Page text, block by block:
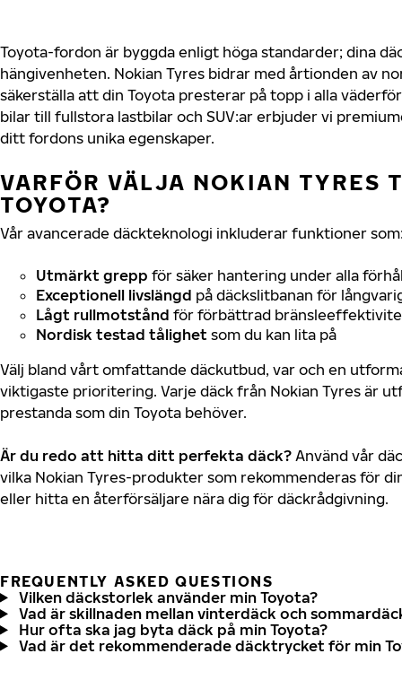
Toyota-fordon är byggda enligt höga standarder; dina
hängivenheten. Nokian Tyres bidrar med årtionden av
säkerställa att din Toyota presterar på topp i alla
bilar till fullstora lastbilar och SUV:ar erbjuder vi
ditt fordons unika egenskaper.
VARFÖR VÄLJA NOKIAN TYRES
TOYOTA?
Vår avancerade däckteknologi inkluderar funktioner
Utmärkt grepp för säker hantering under alla
Exceptionell livslängd på däckslitbanan för
Lågt rullmotstånd för förbättrad
Nordisk testad tålighet som du kan lita på
Välj bland vårt omfattande däckutbud, var och en
viktigaste prioritering. Varje däck från Nokian Tyres är
prestanda som din Toyota behöver.
Är du redo att hitta ditt perfekta däck? Använd vår
vilka Nokian Tyres-produkter som rekommenderas för
eller hitta en återförsäljare nära dig för däckrådgivning.
FREQUENTLY ASKED QUESTIONS
Vilken däckstorlek använder min Toyota?
Vad är skillnaden mellan vinterdäck och
Hur ofta ska jag byta däck på min Toyota?
Vad är det rekommenderade däcktrycket för min